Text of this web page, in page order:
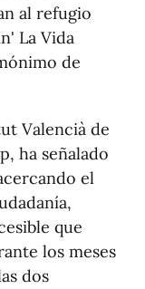
al refugio
La Vida
de
Valencià de
ha señalado
el
que
los meses
dos